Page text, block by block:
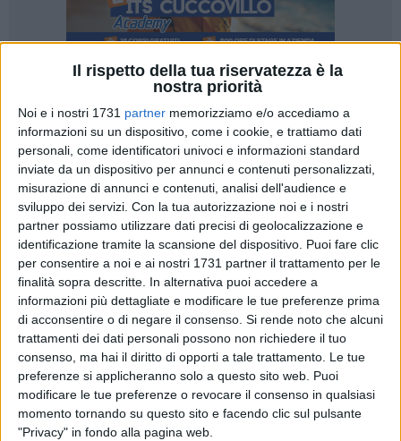
Il rispetto della tua riservatezza è la
nostra priorità
Noi e i nostri 1731 partner memorizziamo e/o accediamo a
informazioni su un dispositivo, come i cookie, e trattiamo dati
personali, come identificatori univoci e informazioni standard
inviate da un dispositivo per annunci e contenuti personalizzati,
misurazione di annunci e contenuti, analisi dell'audience e
sviluppo dei servizi. Con la tua autorizzazione noi e i nostri
partner possiamo utilizzare dati precisi di geolocalizzazione e
identificazione tramite la scansione del dispositivo. Puoi fare clic
per consentire a noi e ai nostri 1731 partner il trattamento per le
finalità sopra descritte. In alternativa puoi accedere a
informazioni più dettagliate e modificare le tue preferenze prima
di acconsentire o di negare il consenso. Si rende noto che alcuni
trattamenti dei dati personali possono non richiedere il tuo
consenso, ma hai il diritto di opporti a tale trattamento. Le tue
preferenze si applicheranno solo a questo sito web. Puoi
modificare le tue preferenze o revocare il consenso in qualsiasi
momento tornando su questo sito e facendo clic sul pulsante
"Privacy" in fondo alla pagina web.
Materiale informativo sull'Europa per gli studenti del primo
anno delle Scuole Superiori della città di Matera. Una
iniziativa dello Sportello Europe Direct di Matera, che in
concomitanza con l'inizio dell'anno scolastico, ha preparato
dei kit da consegnare agli studenti nel quale vengono
mostrate le opportunità che la Comunità Europea offre ai
suoi cittadini.
Iniziativa volta a far conoscere i principi fondamentali, il
funzionamento e i vantaggi ottenuti dalla cittadinanza
europea: tutte attività che rientrano negli obiettivi dello
sportello Europe Direct di Matera. Alla consegna dei kit, nel
corso dell'anno scolastico, seguiranno altre iniziative con
l'obiettivo di aumentare la consapevolezza di ciò che